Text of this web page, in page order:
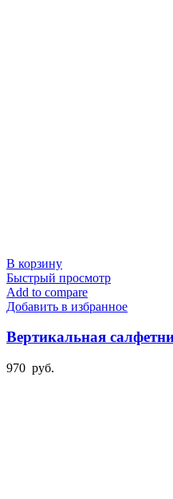
В корзину
Быстрый просмотр
Add to compare
Добавить в избранное
Вертикальная
970 руб.